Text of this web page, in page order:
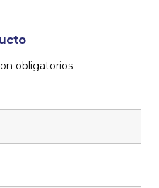
obligatorios